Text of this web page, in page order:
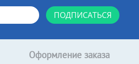
ПОДПИСАТЬСЯ
Оформление заказа